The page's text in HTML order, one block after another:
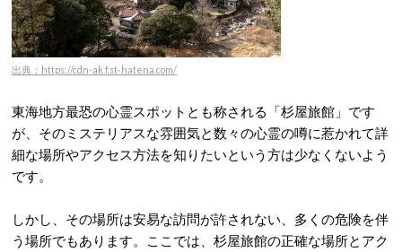
出典：https://cdn-ak.f.st-hatena.com/
東海地方最恐の心霊スポットとも称される「杉屋旅館」です
が、そのミステリアスな雰囲気と数々の心霊の噂に惹かれて詳
細な場所やアクセス方法を知りたいという方は少なくないよう
です。
しかし、その場所は安易な訪問が許されない、多くの危険を伴
う場所でもあります。ここでは、杉屋旅館の正確な場所とアク